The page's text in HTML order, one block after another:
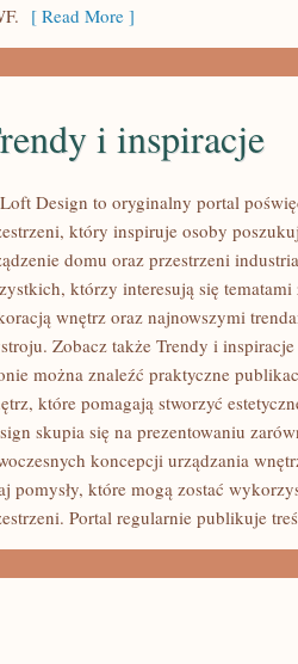
[ Read More ]
i inspiracje
Design to oryginalny portal
który inspiruje osoby
domu oraz przestrzeni
którzy interesują się
wnętrz oraz najnowszymi
Zobacz także Trendy i
można znaleźć praktyczne
które pomagają stworzyć
skupia się na prezentowaniu
koncepcji urządzania
pomysły, które mogą zostać
Portal regularnie publikuje